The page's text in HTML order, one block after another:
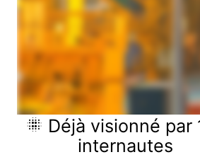
Déjà visionné par
internautes